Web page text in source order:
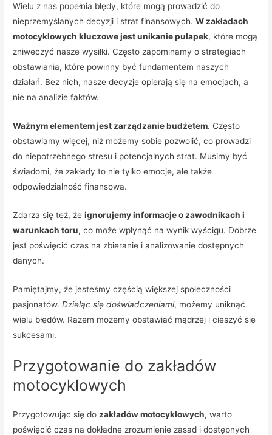
Wielu z nas popełnia błędy, które mogą prowadzić do
nieprzemyślanych decyzji i strat finansowych.W zakładach
motocyklowych kluczowe jest unikanie pułapek, które mogą
zniweczyć nasze wysiłki. Często zapominamy o strategiach
obstawiania, które powinny być fundamentem naszych
działań. Bez nich, nasze decyzje opierają się na emocjach, a
nie na analizie faktów.
Ważnym elementem jest zarządzanie budżetem. Często
obstawiamy więcej, niż możemy sobie pozwolić, co prowadzi
do niepotrzebnego stresu i potencjalnych strat. Musimy być
świadomi, że zakłady to nie tylko emocje, ale także
odpowiedzialność finansowa.
Zdarza się też, żeignorujemy informacje o zawodnikach i
warunkach toru, co może wpłynąć na wynik wyścigu. Dobrze
jest poświęcić czas na zbieranie i analizowanie dostępnych
danych.
Pamiętajmy, że jesteśmy częścią większej społeczności
pasjonatów.Dzieląc się doświadczeniami, możemy uniknąć
wielu błędów. Razem możemy obstawiać mądrzej i cieszyć się
sukcesami.
Przygotowanie do zakładów
motocyklowych
Przygotowując się do zakładów motocyklowych, warto
poświęcić czas na dokładne zrozumienie zasad i dostępnych